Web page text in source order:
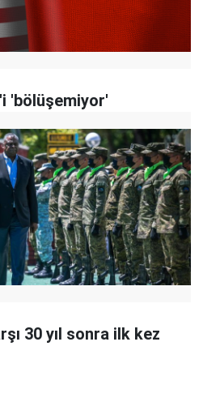
'bölüşemiyor'
30 yıl sonra ilk kez